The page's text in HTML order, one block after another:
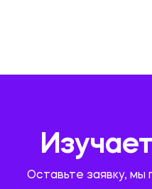
Оставьте заявку,